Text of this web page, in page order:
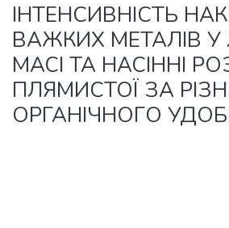
ІНТЕНСИВНІСТЬ
ВАЖКИХ МЕТАЛІВ У
МАСІ ТА НАСІННІ
ПЛЯМИСТОЇ ЗА
ОРГАНІЧНОГО